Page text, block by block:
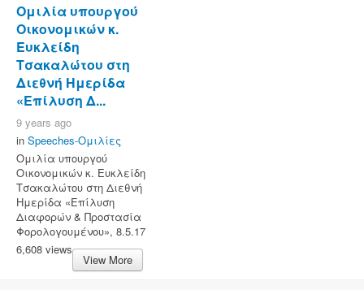
Ομιλία υπουργού
Οικονομικών κ.
Ευκλείδη
Τσακαλώτου στη
Διεθνή Ημερίδα
«Επίλυση Δ...
9 years ago
in Speeches-Ομιλίες
Ομιλία υπουργού
Οικονομικών κ. Ευκλείδη
Τσακαλώτου στη Διεθνή
Ημερίδα «Επίλυση
Διαφορών & Προστασία
Φορολογουμένου», 8.5.17
6,608 views
View More